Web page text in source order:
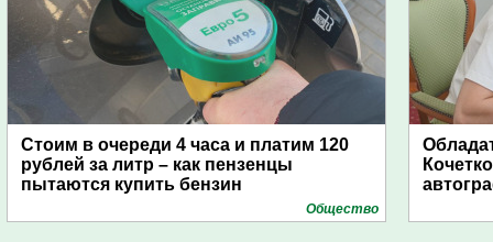
Стоим в очереди 4 часа и платим 120
рублей за литр – как пензенцы
пытаются купить бензин
Общество